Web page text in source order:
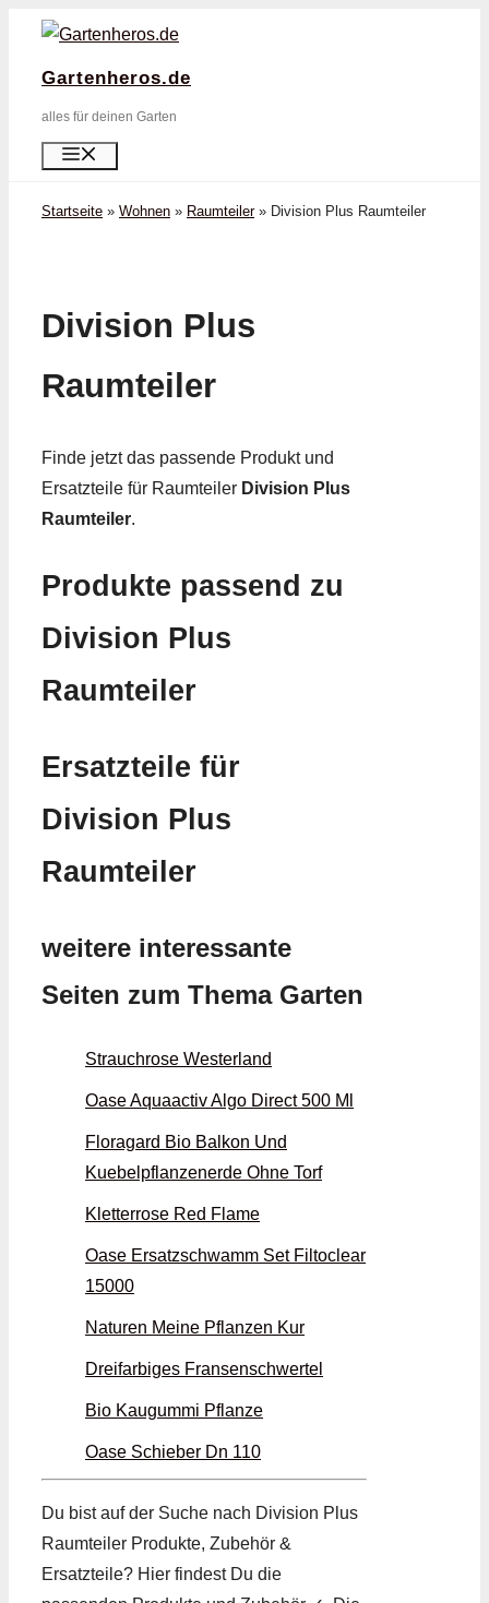
Zum
springen
Gartenheros.de
alles für deinen Garten
Startseite » Wohnen » Raumteiler» Division Plus Raumteiler
Division Plus
Raumteiler
Finde jetzt das passende Produkt und
Ersatzteile für Raumteiler Division Plus
Raumteiler.
Produkte passend zu
Division Plus
Raumteiler
Ersatzteile für
Division Plus
Raumteiler
weitere interessante
Seiten zum Thema Garten
Strauchrose Westerland
Oase Aquaactiv Algo Direct 500 Ml
Floragard Bio Balkon Und
Kuebelpflanzenerde Ohne Torf
Kletterrose Red Flame
Oase Ersatzschwamm Set Filtoclear
15000
Naturen Meine Pflanzen Kur
Dreifarbiges Fransenschwertel
Bio Kaugummi Pflanze
Oase Schieber Dn 110
Du bist auf der Suche nach Division Plus
Raumteiler Produkte, Zubehör &
Ersatzteile? Hier findest Du die